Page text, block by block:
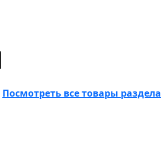
Посмотреть все товары раздела